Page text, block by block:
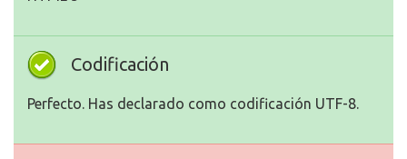
Codificación
Perfecto. Has declarado como codificación UTF-8.